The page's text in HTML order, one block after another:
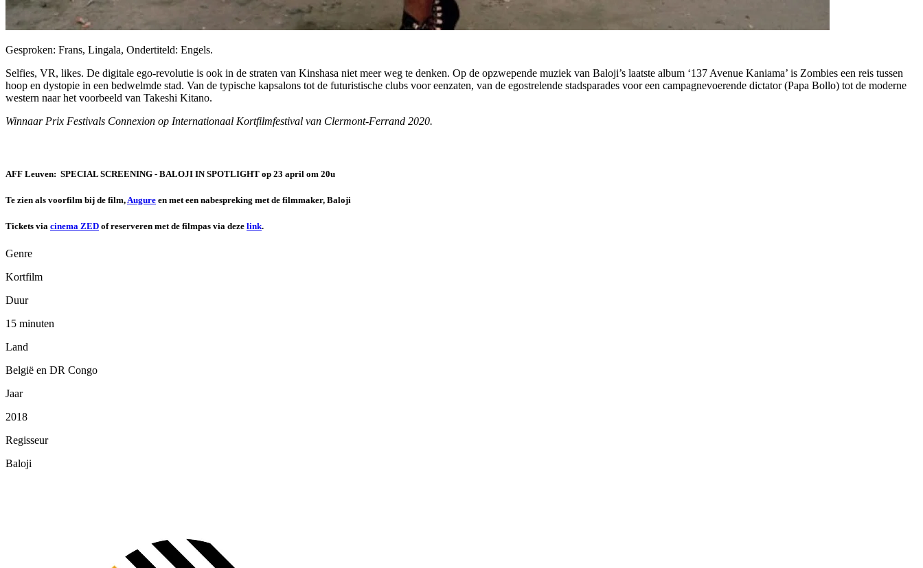
Gesproken: Frans, Lingala, Ondertiteld: Engels.
Selfies, VR, likes. De digitale ego-revolutie is ook in de straten van Kinshasa niet meer weg te denken. Op de opzwepende muziek van Baloji’s laatste album ‘137 Avenue Kaniama’ is Zombies een reis tussen
hoop en dystopie in een bedwelmde stad. Van de typische kapsalons tot de futuristische clubs voor eenzaten, van de egostrelende stadsparades voor een campagnevoerende dictator (Papa Bollo) tot de moderne
western naar het voorbeeld van Takeshi Kitano.
Winnaar Prix Festivals Connexion op Internationaal Kortfilmfestival van Clermont-Ferrand 2020.
AFF Leuven: SPECIAL SCREENING - BALOJI IN SPOTLIGHT op 23 april om 20u
Te zien als voorfilm bij de film,Augure en met een nabespreking met de filmmaker, Baloji
Tickets via cinema ZED of reserveren met de filmpas via deze link.
Genre
Kortfilm
Duur
15 minuten
Land
België en DR Congo
Jaar
2018
Regisseur
Baloji